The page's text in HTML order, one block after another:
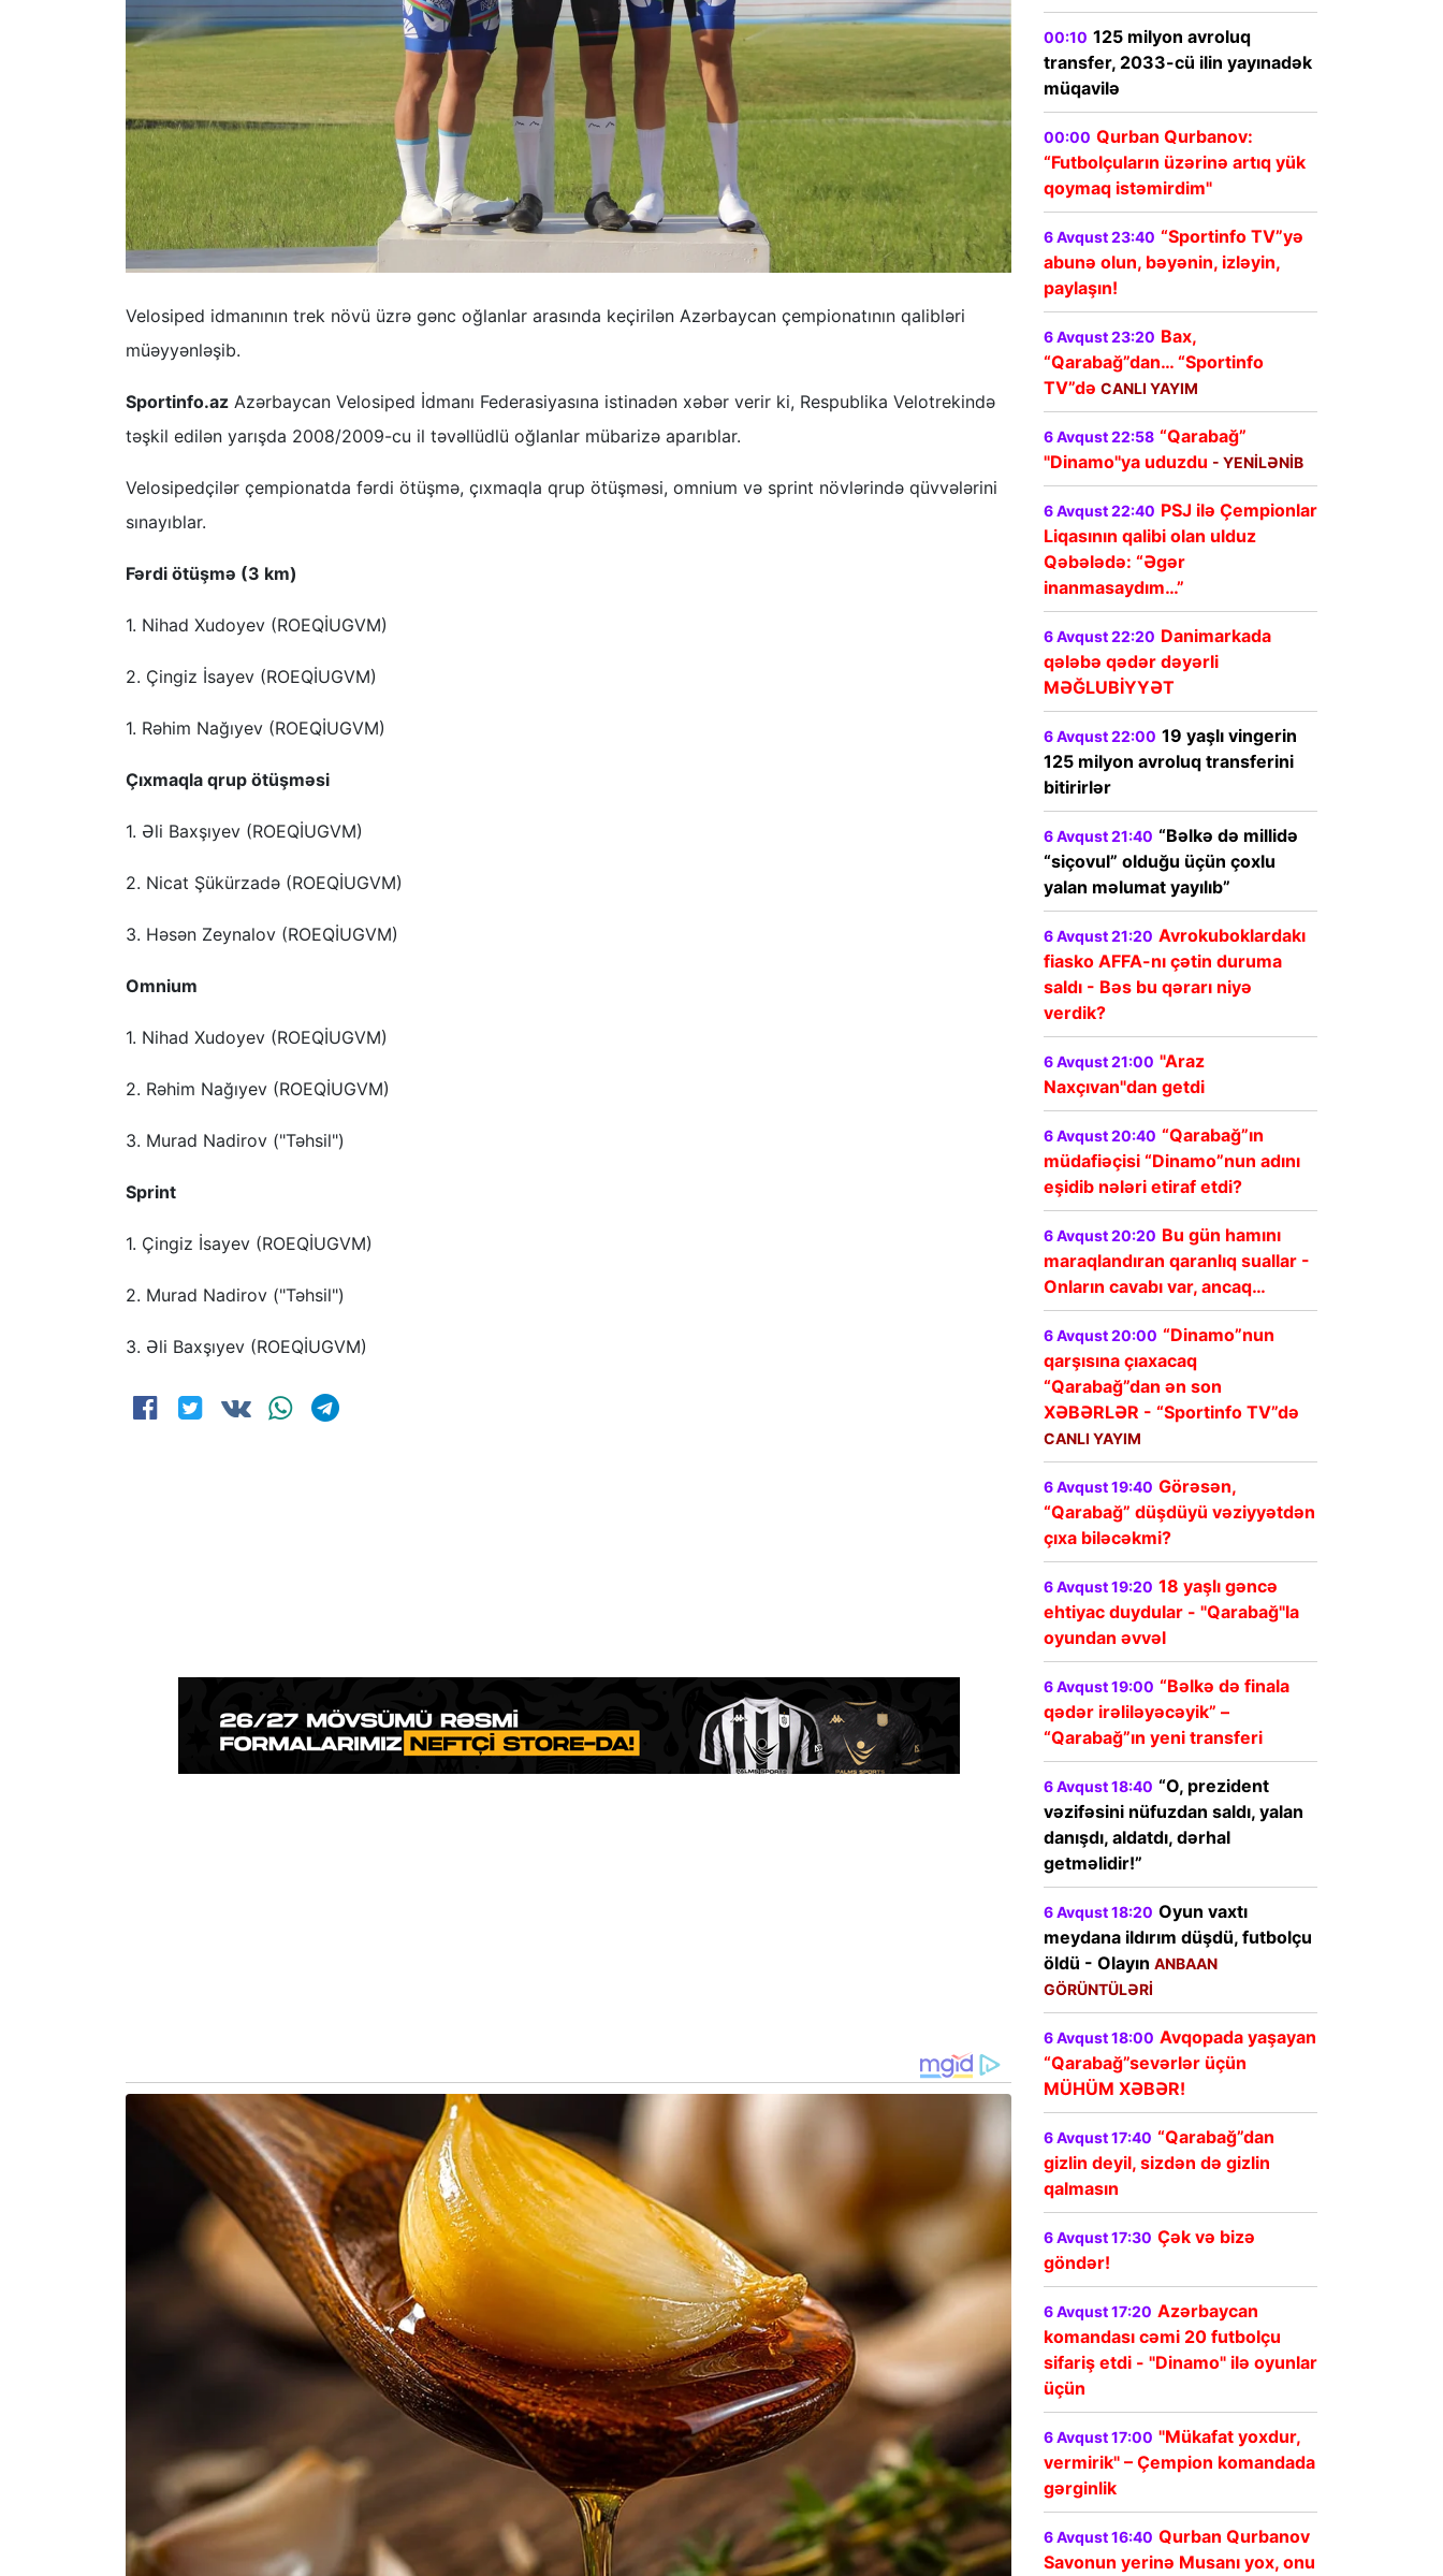
Velosiped idmanının trek növü üzrə gənc oğlanlar arasında keçirilən Azərbaycan çempionatının qalibləri
müəyyənləşib.
Sportinfo.az Azərbaycan Velosiped İdmanı Federasiyasına istinadən xəbər verir ki, Respublika Velotrekində
təşkil edilən yarışda 2008/2009-cu il təvəllüdlü oğlanlar mübarizə aparıblar.
Velosipedçilər çempionatda fərdi ötüşmə, çıxmaqla qrup ötüşməsi, omnium və sprint növlərində qüvvələrini
sınayıblar.
Fərdi ötüşmə (3 km)
1. Nihad Xudoyev (ROEQİUGVM)
2. Çingiz İsayev (ROEQİUGVM)
1. Rəhim Nağıyev (ROEQİUGVM)
Çıxmaqla qrup ötüşməsi
1. Əli Baxşıyev (ROEQİUGVM)
2. Nicat Şükürzadə (ROEQİUGVM)
3. Həsən Zeynalov (ROEQİUGVM)
Omnium
1. Nihad Xudoyev (ROEQİUGVM)
2. Rəhim Nağıyev (ROEQİUGVM)
3. Murad Nadirov ("Təhsil")
Sprint
1. Çingiz İsayev (ROEQİUGVM)
2. Murad Nadirov ("Təhsil")
3. Əli Baxşıyev (ROEQİUGVM)
00:10 125 milyon avroluq
transfer, 2033-cü ilin yayınadək
müqavilə
00:00 Qurban Qurbanov:
“Futbolçuların üzərinə artıq yük
qoymaq istəmirdim"
6 Avqust 23:40 “Sportinfo TV”yə
abunə olun, bəyənin, izləyin,
paylaşın!
6 Avqust 23:20 Bax,
“Qarabağ”dan… “Sportinfo
TV”də CANLI YAYIM
6 Avqust 22:58 “Qarabağ”
"Dinamo"ya uduzdu - YENİLƏNİB
6 Avqust 22:40 PSJ ilə Çempionlar
Liqasının qalibi olan ulduz
Qəbələdə: “Əgər
inanmasaydım…”
6 Avqust 22:20 Danimarkada
qələbə qədər dəyərli
MƏĞLUBİYYƏT
6 Avqust 22:00 19 yaşlı vingerin
125 milyon avroluq transferini
bitirirlər
6 Avqust 21:40 “Bəlkə də millidə
“siçovul” olduğu üçün çoxlu
yalan məlumat yayılıb”
6 Avqust 21:20 Avrokuboklardakı
fiasko AFFA-nı çətin duruma
saldı - Bəs bu qərarı niyə
verdik?
6 Avqust 21:00 "Araz
Naxçıvan"dan getdi
6 Avqust 20:40 “Qarabağ”ın
müdafiəçisi “Dinamo”nun adını
eşidib nələri etiraf etdi?
6 Avqust 20:20 Bu gün hamını
maraqlandıran qaranlıq suallar -
Onların cavabı var, ancaq…
6 Avqust 20:00 “Dinamo”nun
qarşısına çıaxacaq
“Qarabağ”dan ən son
XƏBƏRLƏR - “Sportinfo TV”də
CANLI YAYIM
6 Avqust 19:40 Görəsən,
“Qarabağ” düşdüyü vəziyyətdən
çıxa biləcəkmi?
6 Avqust 19:20 18 yaşlı gəncə
ehtiyac duydular - "Qarabağ"la
oyundan əvvəl
6 Avqust 19:00 “Bəlkə də finala
qədər irəliləyəcəyik” –
“Qarabağ”ın yeni transferi
6 Avqust 18:40 “O, prezident
vəzifəsini nüfuzdan saldı, yalan
danışdı, aldatdı, dərhal
getməlidir!”
6 Avqust 18:20 Oyun vaxtı
meydana ildırım düşdü, futbolçu
öldü - Olayın ANBAAN
GÖRÜNTÜLƏRİ
6 Avqust 18:00 Avqopada yaşayan
“Qarabağ”sevərlər üçün
MÜHÜM XƏBƏR!
6 Avqust 17:40 “Qarabağ”dan
gizlin deyil, sizdən də gizlin
qalmasın
6 Avqust 17:30 Çək və bizə
göndər!
6 Avqust 17:20 Azərbaycan
komandası cəmi 20 futbolçu
sifariş etdi - "Dinamo" ilə oyunlar
üçün
6 Avqust 17:00 "Mükafat yoxdur,
vermirik" – Çempion komandada
gərginlik
6 Avqust 16:40 Qurban Qurbanov
Savonun yerinə Musanı yox, onu